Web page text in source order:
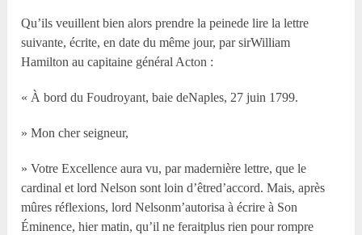
Qu’ils veuillent bien alors prendre la peinede lire la lettre
suivante, écrite, en date du même jour, par sirWilliam
Hamilton au capitaine général Acton :
« À bord du Foudroyant, baie deNaples, 27 juin 1799.
» Mon cher seigneur,
» Votre Excellence aura vu, par madernière lettre, que le
cardinal et lord Nelson sont loin d’êtred’accord. Mais, après
mûres réflexions, lord Nelsonm’autorisa à écrire à Son
Éminence, hier matin, qu’il ne feraitplus rien pour rompre